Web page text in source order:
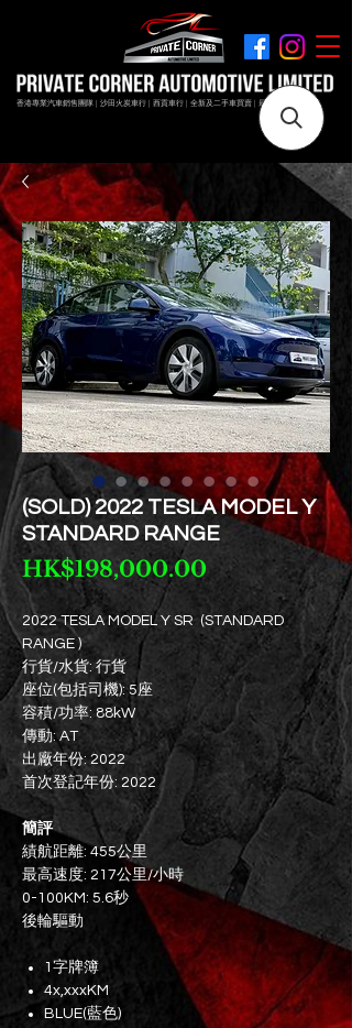
香港專業汽車銷售團隊 | 沙田火炭車行 | 西貢車行 | 全新及二手車買賣 | 最短時間極速成交
(SOLD) 2022 TESLA MODEL Y
STANDARD RANGE
HK$198,000.00價
格
2022 TESLA MODEL Y SR (STANDARD
RANGE )
行貨/水貨: 行貨
座位(包括司機): 5座
容積/功率: 88kW
傳動: AT
出廠年份: 2022
首次登記年份: 2022
簡評
績航距離: 455公里
最高速度: 217公里/小時
0-100KM: 5.6秒
後輪驅動
1字牌簿
4x,xxxKM
BLUE(藍色)